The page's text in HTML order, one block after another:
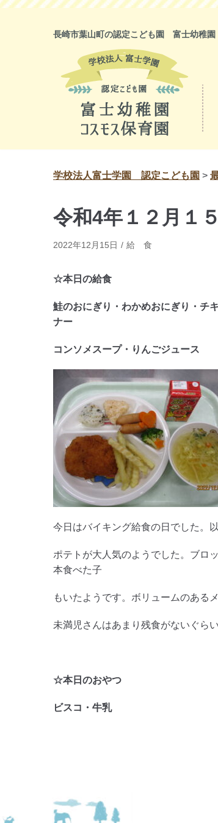
プ
長崎市葉山町の認定こども園 富士幼稚園
学校法人富士学園 認定こども園 >
令和4年１２月１
2022年12月15日 給 食
☆本日の給食
鮭のおにぎり・わかめおにぎり・チ
ナー
コンソメスープ・りんごジュース
今日はバイキング給食の日でした。
ポテトが大人気のようでした。ブロ
本食べた子
もいたようです。ボリュームのある
未満児さんはあまり残食がないぐら
☆本日のおやつ
ビスコ・牛乳